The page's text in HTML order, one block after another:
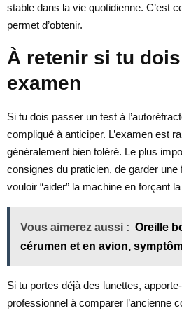
stable dans la vie quotidienne. C’est
permet d’obtenir.
À retenir si tu
examen
Si tu dois passer un test à
compliqué à anticiper. L’examen est
généralement bien toléré. Le plus
consignes du praticien, de garder une
vouloir “aider” la machine en forçant
Vous aimerez aussi : Oreille
cérumen et en avion,
Si tu portes déjà des lunettes,
professionnel à comparer l’ancienne